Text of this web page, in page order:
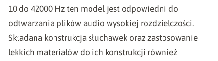
10 do 42000 Hz ten model jest odpowiedni do
odtwarzania plików audio wysokiej rozdzielczości.
Składana konstrukcja słuchawek oraz zastosowanie
lekkich materiałów do ich konstrukcji również